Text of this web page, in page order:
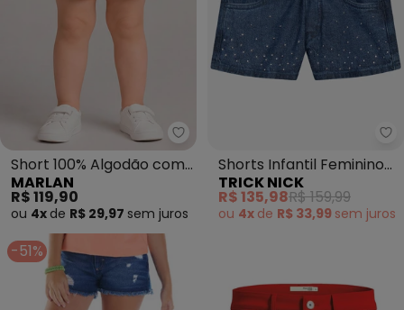
Marlan - Short 100% Algodão
Short 100% Algodão com
Bolsos (Rosa)
MARLAN
R$ 119,90
ou 4x de R$ 29,97 sem juros
Shorts Infantil Feminino
(Azul)
TRICK NICK
R$ 135,98R$ 159,99
ou 4x de R$ 33,99 sem juros
-51%